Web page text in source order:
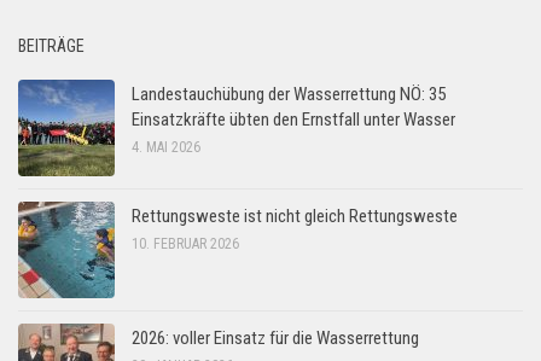
BEITRÄGE
Landestauchübung der Wasserrettung NÖ: 35
Einsatzkräfte übten den Ernstfall unter Wasser
4. MAI 2026
Rettungsweste ist nicht gleich Rettungsweste
10. FEBRUAR 2026
2026: voller Einsatz für die Wasserrettung